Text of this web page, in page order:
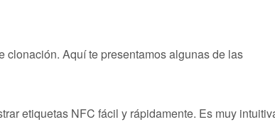
Aquí te presentamos algunas de las
etiquetas NFC fácil y rápidamente. Es muy